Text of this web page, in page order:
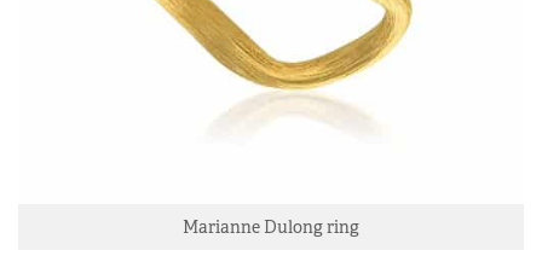
Marianne Dulong ring